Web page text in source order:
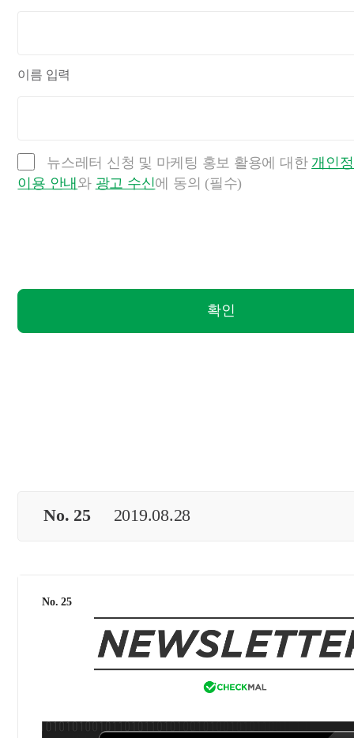
이름 입력
뉴스레터 신청 및 마케팅 홍보 활용에 대한개인
이용 안내 와 광고 수신에 동의 (필수)
확인
No. 25 2019.08.28
No. 25